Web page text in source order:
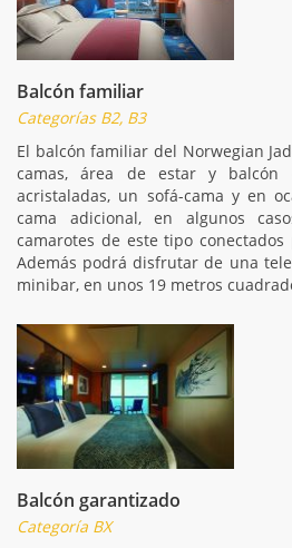
Balcón familiar
Categorías B2, B3
El balcón familiar del Norwegian
camas, área de estar y balcón
acristaladas, un sofá-cama y en
cama adicional, en algunos
camarotes de este tipo
Además podrá disfrutar de una
minibar, en unos 19 metros
Balcón garantizado
Categoría BX